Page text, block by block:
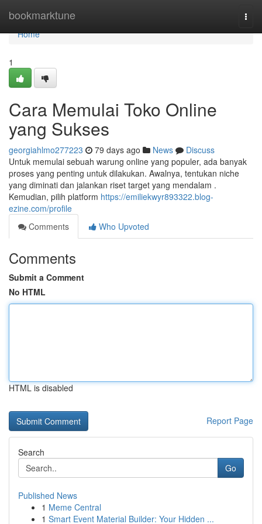
bookmarktune
Home
Home
1
Cara Memulai Toko Online
yang Sukses
georgiahlmo277223 79 days ago News
Discuss
Untuk memulai sebuah warung online yang populer, ada banyak
proses yang penting untuk dilakukan. Awalnya, tentukan niche
yang diminati dan jalankan riset target yang mendalam .
Kemudian, pilih platform https://emiliekwyr893322.blog-
ezine.com/profile
Comments
Who Upvoted
Comments
Submit a Comment
No HTML
HTML is disabled
Report Page
Search
Go
Published News
1 Meme Central
1 Smart Event Material Builder: Your Hidden ...